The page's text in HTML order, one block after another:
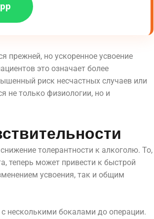
прежней, но ускоренное усвоение
это означает более
риск несчастных случаев или
не только физиологии, но и
толерантности к алкоголю. То,
теперь может привести к быстрой
усвоения, так и общим
несколькими бокалами до операции.